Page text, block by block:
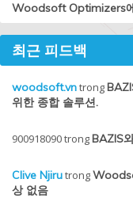
Woodsoft Optimizers
최근 피드백
woodsoft.vntrong
위한 종합 솔루션.
900918090trongBAZIS
Clive Njirutrong
상 없음